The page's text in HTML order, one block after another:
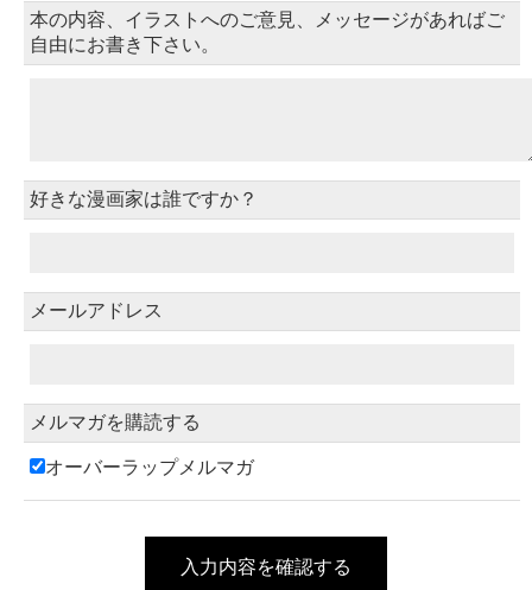
本の内容、イラストへのご意見、メッセージがあればご
自由にお書き下さい。
好きな漫画家は誰ですか？
メールアドレス
メルマガを購読する
オーバーラップメルマガ
入力内容を確認する